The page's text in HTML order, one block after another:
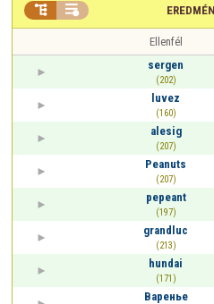
 
Ellenfél
sergen
(202)
luvez
(160)
alesig
(207)
Peanuts
(207)
pepeant
(197)
grandluc
(213)
hundai
(171)
Варенье